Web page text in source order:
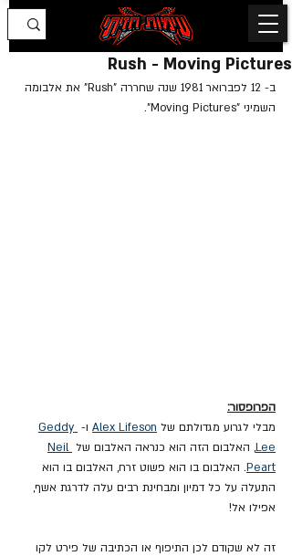
Rush - Moving Pictures
ב- 12 לפברואר 1981 שנה שחררה "Rush" את אלבומה
השמיני "Moving Pictures".
הפרופסור:
מבלי לגרוע מגדולתם של Alex Lifeson ו- Geddy
Lee, האלבום הזה הוא כנראה האלבום של Neil
Peart. האלבום בו הוא פשוט זרח, האלבום בו הוא
התעלה על כל דמיון ומבחינת רבים עלה לדרגת אשף,
אפילו אל!
זה לא שקודם לכן התיפוף או הכתיבה של פירט לקו